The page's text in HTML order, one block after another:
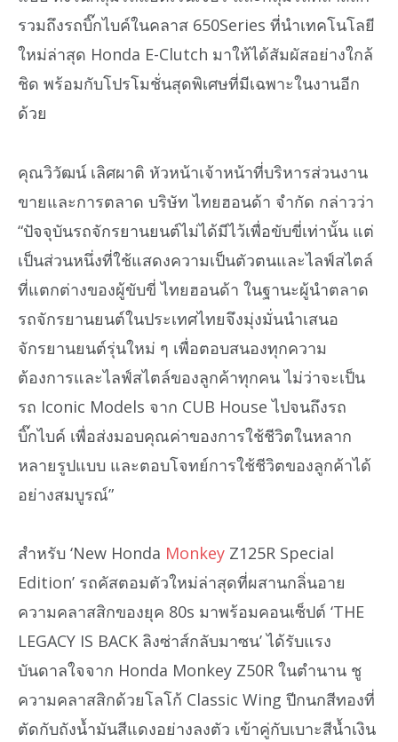
รวมถึงรถบิ๊กไบค์ในคลาส 650Series ที่นำเทคโนโลยี
ใหม่ล่าสุด Honda E-Clutch มาให้ได้สัมผัสอย่างใกล้
ชิด พร้อมกับโปรโมชั่นสุดพิเศษที่มีเฉพาะในงานอีก
ด้วย
คุณวิวัฒน์ เลิศผาติ หัวหน้าเจ้าหน้าที่บริหารส่วนงาน
ขายและการตลาด บริษัท ไทยฮอนด้า จำกัด กล่าวว่า
“ปัจจุบันรถจักรยานยนต์ไม่ได้มีไว้เพื่อขับขี่เท่านั้น แต่
เป็นส่วนหนึ่งที่ใช้แสดงความเป็นตัวตนและไลฟ์สไตล์
ที่แตกต่างของผู้ขับขี่ ไทยฮอนด้า ในฐานะผู้นำตลาด
รถจักรยานยนต์ในประเทศไทยจึงมุ่งมั่นนำเสนอ
จักรยานยนต์รุ่นใหม่ ๆ เพื่อตอบสนองทุกความ
ต้องการและไลฟ์สไตล์ของลูกค้าทุกคน ไม่ว่าจะเป็น
รถ Iconic Models จาก CUB House ไปจนถึงรถ
บิ๊กไบค์ เพื่อส่งมอบคุณค่าของการใช้ชีวิตในหลาก
หลายรูปแบบ และตอบโจทย์การใช้ชีวิตของลูกค้าได้
อย่างสมบูรณ์”
สำหรับ ‘New Honda Monkey Z125R Special
Edition’ รถคัสตอมตัวใหม่ล่าสุดที่ผสานกลิ่นอาย
ความคลาสสิกของยุค 80s มาพร้อมคอนเซ็ปต์ ‘THE
LEGACY IS BACK ลิงซ่าส์กลับมาซน’ ได้รับแรง
บันดาลใจจาก Honda Monkey Z50R ในตำนาน ชู
ความคลาสสิกด้วยโลโก้ Classic Wing ปีกนกสีทองที่
ตัดกับถังน้ำมันสีแดงอย่างลงตัว เข้าคู่กับเบาะสีน้ำเงิน